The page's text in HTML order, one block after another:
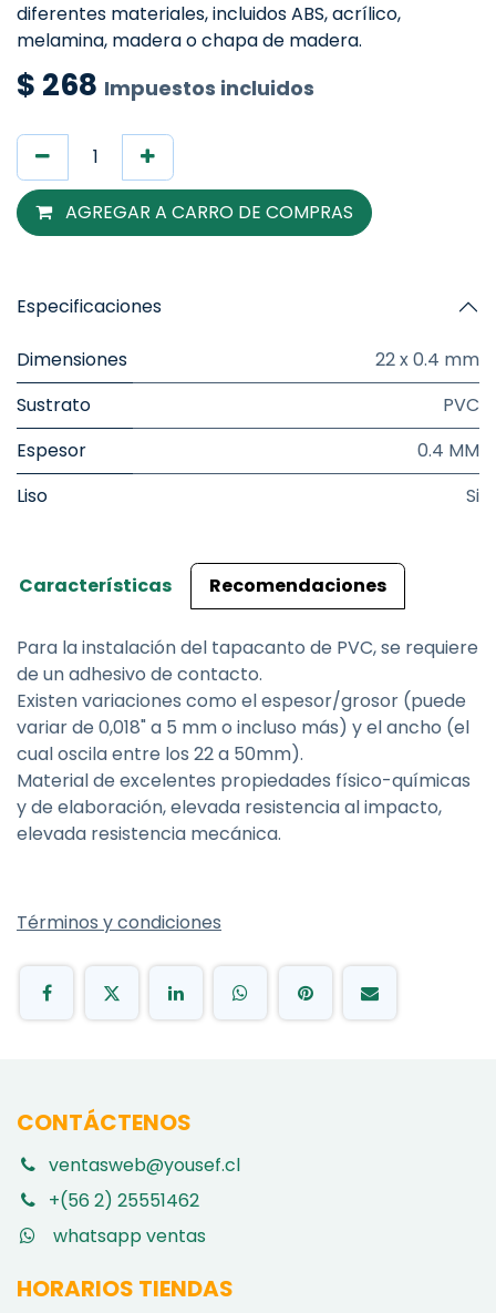
diferentes materiales, incluidos ABS, acrílico,
melamina, madera o chapa de madera.
$ 268 Impuestos incluidos
AGREGAR A CARRO DE COMPRAS
Especificaciones
Dimensiones
22 x 0.4 mm
Sustrato
PVC
Espesor
0.4 MM
Liso
Si
Características Recomendaciones
Para la instalación del tapacanto de PVC, se requiere
de un adhesivo de contacto.
Existen variaciones como el espesor/grosor (puede
variar de 0,018" a 5 mm o incluso más) y el ancho (el
cual oscila entre los 22 a 50mm).
Material de excelentes propiedades físico-químicas
y de elaboración, elevada resistencia al impacto,
elevada resistencia mecánica.
Términos y condiciones
CONTÁCTENOS
ventasweb@yousef.cl
+(56 2) 25551462
whatsapp ventas
HORARIOS TIENDAS